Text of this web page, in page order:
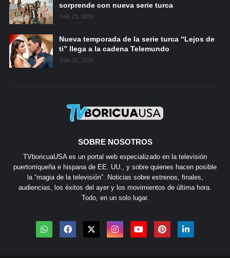
sorprende con nueva serie turca
Julio 23, 2026
Nueva temporada de la serie turca “Lejos de
ti” llega a la cadena Telemundo
Julio 10, 2026
SOBRE NOSOTROS
TVboricuaUSA es un portal web especializado en la televisión
puertorriqueña e hispana de EE. UU., y sobre quienes hacen posible
la “magia de la televisión”. Noticias sobre estrenos, finales,
audiencias, los éxitos del ayer y los movimientos de última hora.
Todo, en un solo lugar.